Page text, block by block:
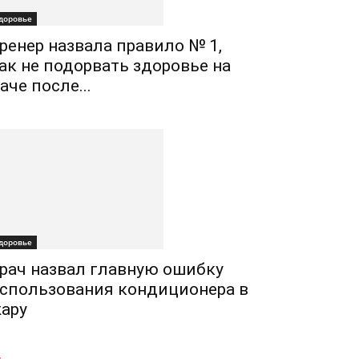
назвала правило № 1,
не подорвать здоровье на
после...
назвал главную ошибку
кондиционера в